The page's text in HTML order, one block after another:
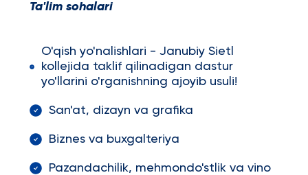
Ta'lim sohalari
O'qish yo'nalishlari - Janubiy Sietl
kollejida taklif qilinadigan dastur
yo'llarini o'rganishning ajoyib usuli!
San'at, dizayn va grafika
Biznes va buxgalteriya
Pazandachilik, mehmondo'stlik va vino